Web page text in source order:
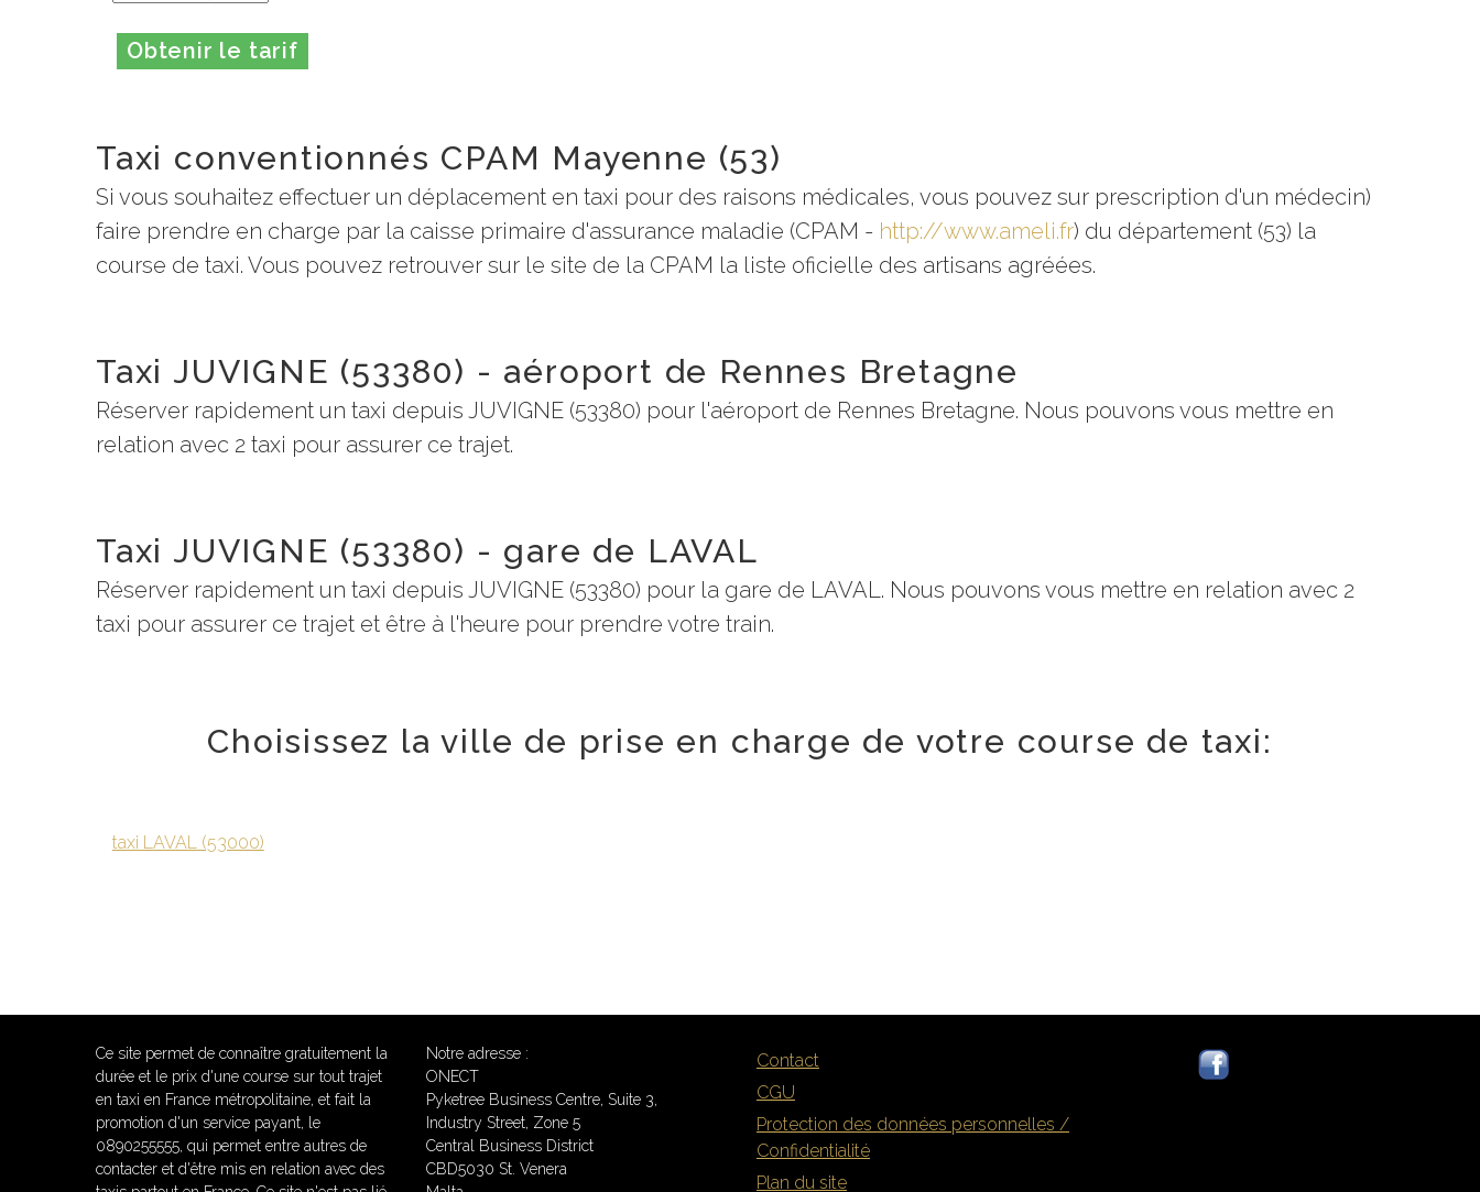
Obtenir le tarif
Taxi conventionnés CPAM Mayenne (53)
Si vous souhaitez effectuer un déplacement en taxi pour des raisons médicales, vous pouvez sur prescription d'un médecin)
faire prendre en charge par la caisse primaire d'assurance maladie (CPAM - http://www.ameli.fr) du département (53) la
course de taxi. Vous pouvez retrouver sur le site de la CPAM la liste oficielle des artisans agréées.
Taxi JUVIGNE (53380) - aéroport de Rennes Bretagne
Réserver rapidement un taxi depuis JUVIGNE (53380) pour l'aéroport de Rennes Bretagne. Nous pouvons vous mettre en
relation avec 2 taxi pour assurer ce trajet.
Taxi JUVIGNE (53380) - gare de LAVAL
Réserver rapidement un taxi depuis JUVIGNE (53380) pour la gare de LAVAL. Nous pouvons vous mettre en relation avec 2
taxi pour assurer ce trajet et être à l'heure pour prendre votre train.
Choisissez la ville de prise en charge de votre course de taxi:
taxi LAVAL (53000)
Ce site permet de connaître gratuitement la
durée et le prix d'une course sur tout trajet
en taxi en France métropolitaine, et fait la
promotion d'un service payant, le
0890255555, qui permet entre autres de
contacter et d'être mis en relation avec des
Notre adresse :
ONECT
Pyketree Business Centre, Suite 3,
Industry Street, Zone 5
Central Business District
CBD5030 St. Venera
Contact
CGU
Protection des données personnelles /
Confidentialité
Plan du site